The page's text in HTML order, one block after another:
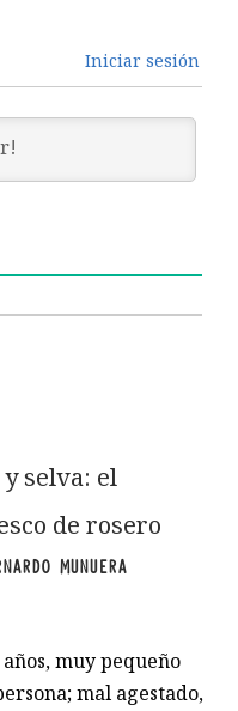
Iniciar sesión
selva: el
de rosero
MUNUERA
muy pequeño
mal agestado,